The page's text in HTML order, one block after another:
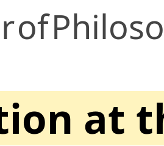
of
at